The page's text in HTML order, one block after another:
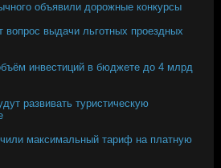
объявили дорожные конкурсы
вопрос выдачи льготных проездных
инвестиций в бюджете до 4 млрд
развивать туристическую
максимальный тариф на платную